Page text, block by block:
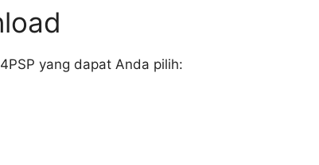
yang dapat Anda pilih: